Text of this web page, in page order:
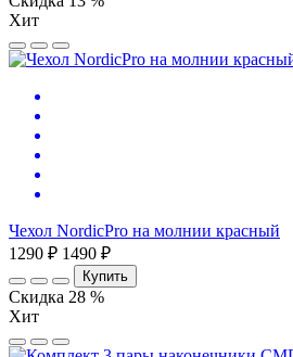
Хит
Чехол NordicPro на молнии красный
1290 ₽ 1490 ₽
Купить
Скидка 28 %
Хит